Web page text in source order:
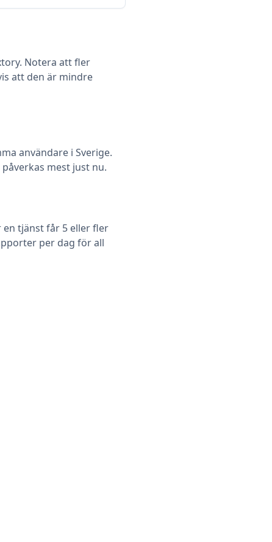
Notera att fler
att den är mindre
användare i Sverige.
mest just nu.
en tjänst får 5 eller fler
per dag för all